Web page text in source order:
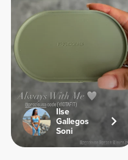
Ilse
Gallegos
Soni